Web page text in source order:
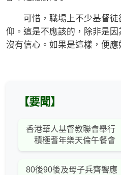
可惜，職場上不少基督徒
仰。這是不應該的，除非是
沒有信心。如果是這樣，便應
【要聞】
香港華人基督教聯會舉行
積極耆年樂天倫午餐會
80後90後及母子兵齊響應